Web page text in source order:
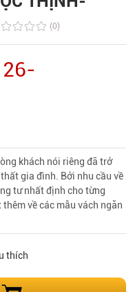
(0)
khách nói riêng đã trở
gia đình. Bởi nhu cầu về
tư nhất định cho từng
về các mẫu vách ngăn
thích